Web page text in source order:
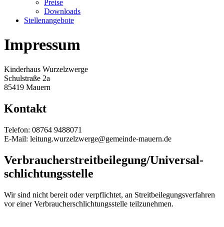
Preise
Downloads
Stellenangebote
Impressum
Kinderhaus Wurzelzwerge
Schulstraße 2a
85419 Mauern
Kontakt
Telefon: 08764 9488071
E-Mail: leitung.wurzelzwerge@gemeinde-mauern.de
Verbraucher­streit­beilegung/Universal­
schlichtungs­stelle
Wir sind nicht bereit oder verpflichtet, an Streitbeilegungsverfahren
vor einer Verbraucherschlichtungsstelle teilzunehmen.